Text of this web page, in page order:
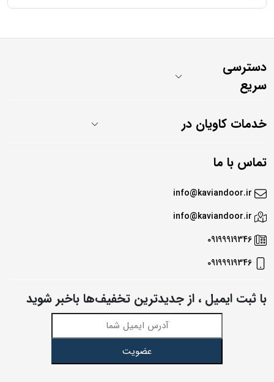
دسترسی
سریع
خدمات کاویان در
تماس با ما
info@kaviandoor.ir
info@kaviandoor.ir
09199919346
09199919346
با ثبت ایمیل ، از جدید‌ترین تخفیف‌ها با‌خبر شوید
عضویت